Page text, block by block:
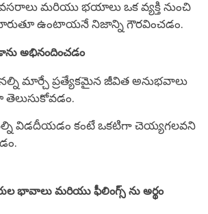
మరియు భయాలు ఒక వ్యక్తి నుంచి
మారుతూ ఉంటాయనే నిజాన్ని గౌరవించడం.
అభినందించడం
మార్చే ప్రత్యేకమైన జీవిత అనుభవాలు
విడదీయడం కంటే ఒకటిగా చెయ్యగలవని
భావాలు మరియు ఫీలింగ్స్ ను అర్థం